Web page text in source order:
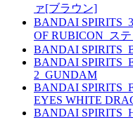
ァ[ブラウン]
BANDAI
OF RUBICON_ス
BANDAI
BANDAI
2_GUNDAM
BANDAI
EYES WHITE
BANDAI